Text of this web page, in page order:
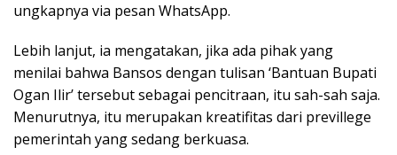
ungkapnya via pesan WhatsApp.
Lebih lanjut, ia mengatakan, jika ada pihak yang
menilai bahwa Bansos dengan tulisan ‘Bantuan Bupati
Ogan Ilir’ tersebut sebagai pencitraan, itu sah-sah saja.
Menurutnya, itu merupakan kreatifitas dari previllege
pemerintah yang sedang berkuasa.